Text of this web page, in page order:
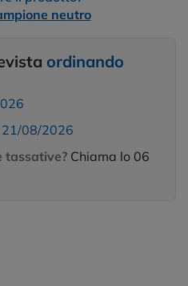
neutro
ordinando
21/08/2026
tassative? Chiama lo 06